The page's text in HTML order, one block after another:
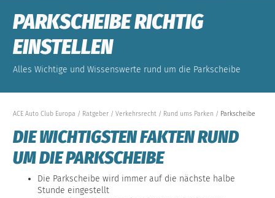
PARKSCHEIBE RICHTIG
EINSTELLEN
Alles Wichtige und Wissenswerte rund um die Parkscheibe
ACE Auto Club Europa Ratgeber Verkehrsrecht Rund ums Parken Parkscheibe
DIE WICHTIGSTEN FAKTEN RUND
UM DIE PARKSCHEIBE
Die Parkscheibe wird immer auf die nächste halbe
Stunde eingestellt